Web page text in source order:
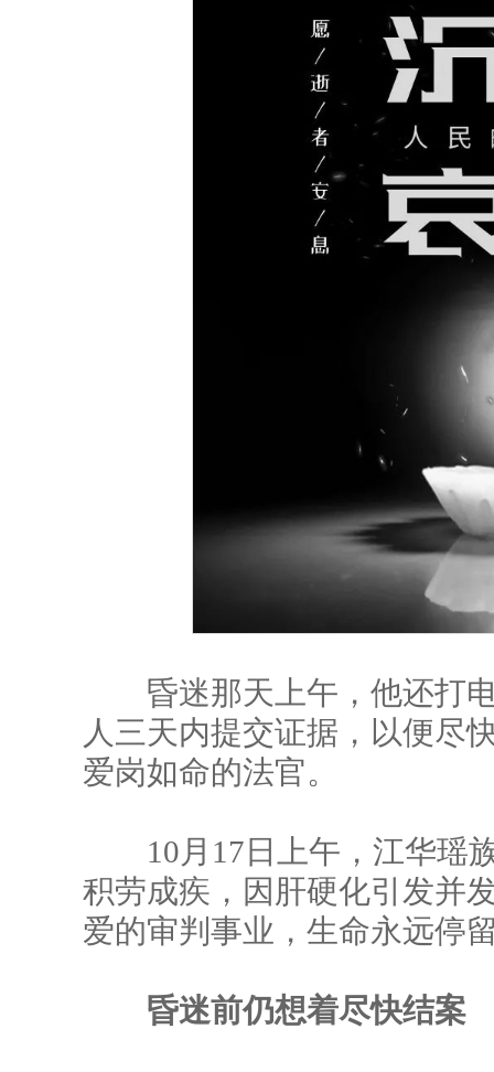
昏迷那天上午，他还打电
人三天内提交证据，以便尽
爱岗如命的法官。
10月17日上午，江华瑶族
积劳成疾，因肝硬化引发并
爱的审判事业，生命永远停
昏迷前仍想着尽快结案